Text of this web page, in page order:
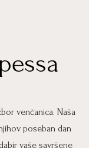
venčanica. Naša
poseban dan
vaše savršene